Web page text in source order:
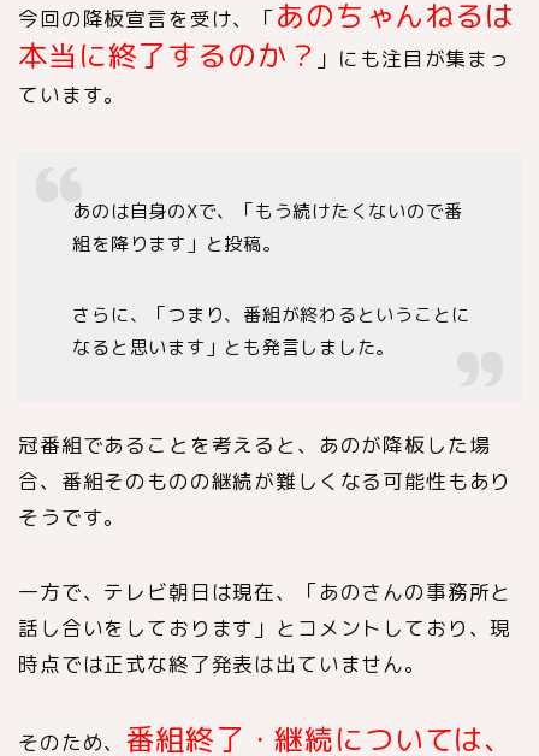
今回の降板宣言を受け、「あのちゃんねるは
本当に終了するのか？ 」にも注目が集まっ
ています。
あのは自身のXで、「もう続けたくないので番
組を降ります」と投稿。
さらに、「つまり、番組が終わるということに
なると思います」とも発言しました。
冠番組であることを考えると、あのが降板した場
合、番組そのものの継続が難しくなる可能性もあり
そうです。
一方で、テレビ朝日は現在、「あのさんの事務所と
話し合いをしております」とコメントしており、現
時点では正式な終了発表は出ていません。
そのため、 番組終了・継続については、